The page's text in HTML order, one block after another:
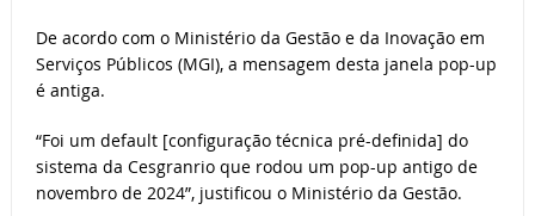
De acordo com o Ministério da Gestão e da Inovação em
Serviços Públicos (MGI), a mensagem desta janela pop-up
é antiga.
“Foi um default [configuração técnica pré-definida] do
sistema da Cesgranrio que rodou um pop-up antigo de
novembro de 2024”, justificou o Ministério da Gestão.